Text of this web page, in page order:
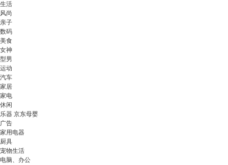
生活
风尚
亲子
数码
美食
女神
型男
运动
汽车
家居
家电
休闲
乐器 京东母婴
广告
家用电器
厨具
宠物生活
电脑、办公